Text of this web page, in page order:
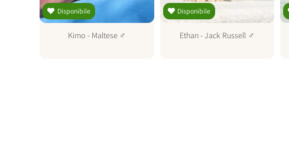
Disponibile
Kimo - Maltese ♂
Disponibile
Ethan-Jack Russell ♂